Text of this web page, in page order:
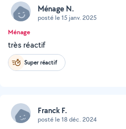
Ménage N.
posté le 15 janv. 2025
Ménage
très réactif
Super réactif
Franck F.
posté le 18 déc. 2024